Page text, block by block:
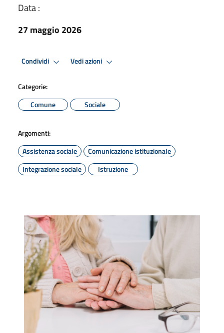
Data :
27 maggio 2026
Condividi Vedi azioni
Categorie:
Comune
Sociale
Argomenti:
Assistenza sociale
Comunicazione istituzionale
Integrazione sociale
Istruzione